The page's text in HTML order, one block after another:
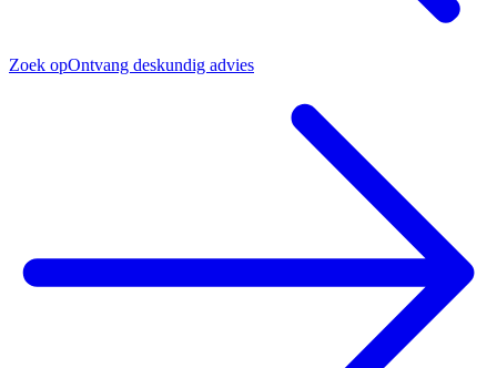
Zoek opOntvang deskundig advies